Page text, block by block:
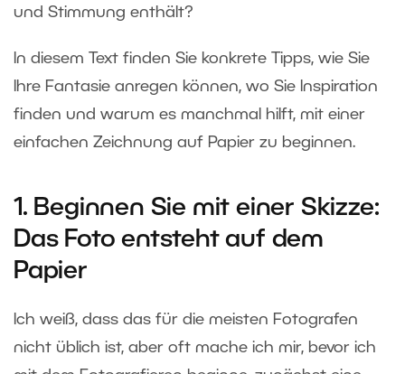
und Stimmung enthält?
In diesem Text finden Sie konkrete Tipps, wie Sie
Ihre Fantasie anregen können, wo Sie Inspiration
finden und warum es manchmal hilft, mit einer
einfachen Zeichnung auf Papier zu beginnen.
1. Beginnen Sie mit einer Skizze:
Das Foto entsteht auf dem
Papier
Ich weiß, dass das für die meisten Fotografen
nicht üblich ist, aber oft mache ich mir, bevor ich